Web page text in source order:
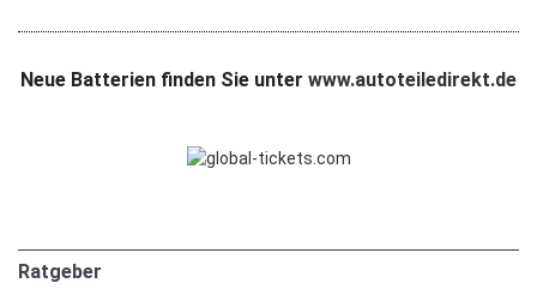
Neue Batterien finden Sie unter www.autoteiledirekt.de
Ratgeber
Ratgeber